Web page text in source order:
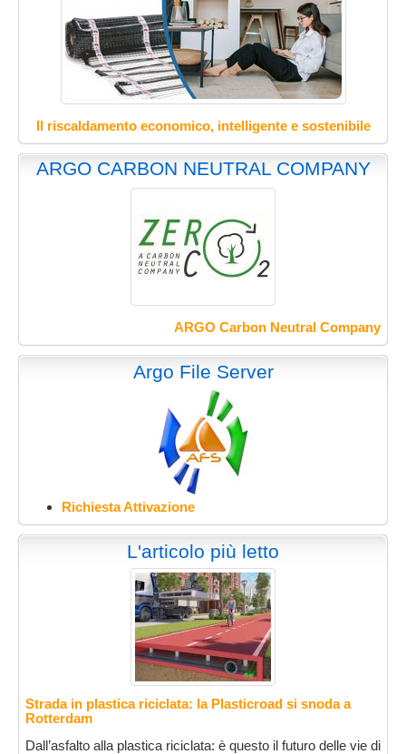
Il riscaldamento economico, intelligente e sostenibile
ARGO CARBON NEUTRAL COMPANY
ARGO Carbon Neutral Company
Argo File Server
Richiesta Attivazione
L'articolo più letto
Strada in plastica riciclata: la Plasticroad si snoda a
Rotterdam
Dall’asfalto alla plastica riciclata: è questo il futuro delle vie di